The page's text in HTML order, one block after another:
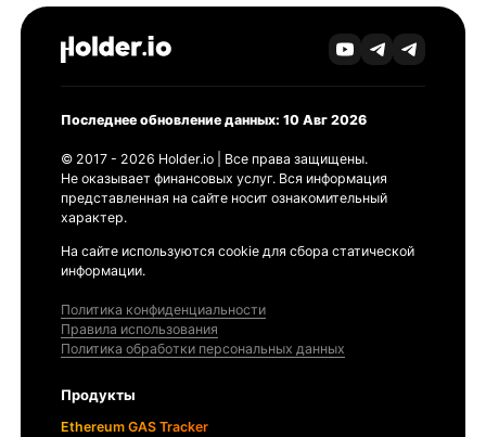
Последнее обновление данных: 10 Авг 2026
© 2017 - 2026 Holder.io | Все права защищены.
Не оказывает финансовых услуг. Вся информация
представленная на сайте носит ознакомительный
характер.
На сайте используются cookie для сбора статической
информации.
Политика конфиденциальности
Правила использования
Политика обработки персональных данных
Продукты
Ethereum GAS Tracker